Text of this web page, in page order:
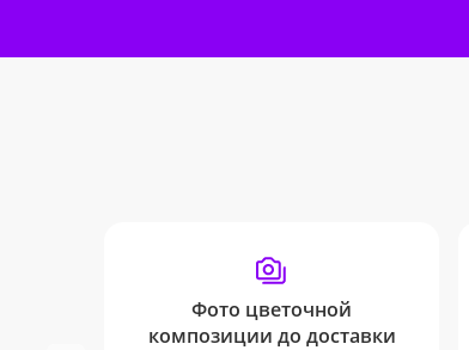
Фото цветочной
композиции до доставки